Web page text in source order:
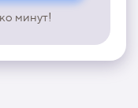
минут!